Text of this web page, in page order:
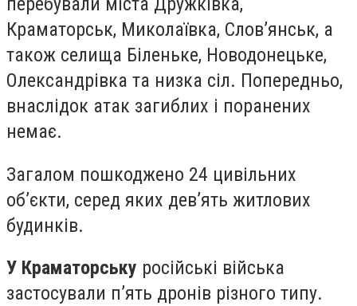
Краматорськ, Миколаївка, Слов’янськ, а
також селища Біленьке, Новодонецьке,
Олександрівка та низка сіл. Попередньо,
внаслідок атак загиблих і поранених
немає.
Загалом пошкоджено 24 цивільних
об’єкти, серед яких дев’ять житлових
будинків.
У Краматорську російські війська
застосували п’ять дронів різного типу.